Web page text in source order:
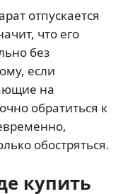
отпускается
что его
без
если
на
обратиться к
обостряться.
купить